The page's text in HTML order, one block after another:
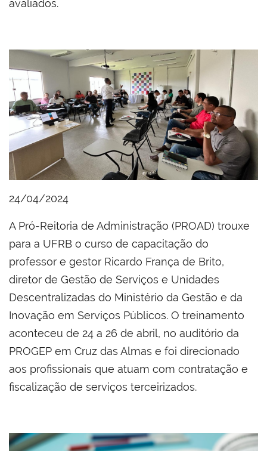
avaliados.
24/04/2024
A Pró-Reitoria de Administração (PROAD) trouxe
para a UFRB o curso de capacitação do
professor e gestor Ricardo França de Brito,
diretor de Gestão de Serviços e Unidades
Descentralizadas do Ministério da Gestão e da
Inovação em Serviços Públicos. O treinamento
aconteceu de 24 a 26 de abril, no auditório da
PROGEP em Cruz das Almas e foi direcionado
aos profissionais que atuam com contratação e
fiscalização de serviços terceirizados.